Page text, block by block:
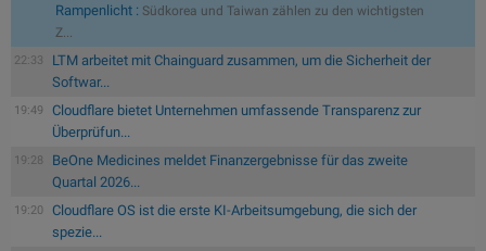
Rampenlicht : Südkorea und Taiwan zählen zu den wichtigsten
Z...
22:33
LTM arbeitet mit Chainguard zusammen, um die Sicherheit der
Softwar...
19:49
Cloudflare bietet Unternehmen umfassende Transparenz zur
Überprüfun...
19:28
BeOne Medicines meldet Finanzergebnisse für das zweite
Quartal 2026...
19:20
Cloudflare OS ist die erste KI-Arbeitsumgebung, die sich der
spezie...